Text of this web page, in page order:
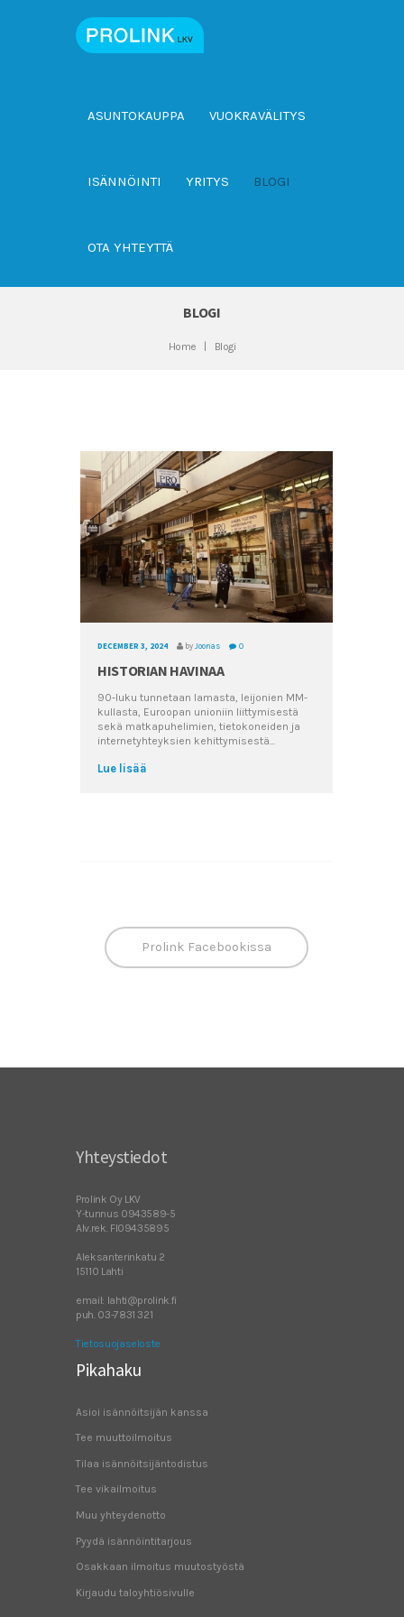
ASUNTOKAUPPA VUOKRAVÄLITYS
ISÄNNÖINTI YRITYS BLOGI
OTA YHTEYTTÄ
BLOGI
Home Blogi
DECEMBER 3, 2024 by Joonas 0
HISTORIAN HAVINAA
90-luku tunnetaan lamasta, leijonien MM-
kullasta, Euroopan unioniin liittymisestä
sekä matkapuhelimien, tietokoneiden ja
internetyhteyksien kehittymisestä...
Lue lisää
Prolink Facebookissa
Yhteystiedot
Prolink Oy LKV
Y-tunnus 0943589-5
Alv.rek. FI09435895
Aleksanterinkatu 2
15110 Lahti
email: lahti@prolink.fi
puh. 03-7831 321
Tietosuojaseloste
Pikahaku
Asioi isännöitsijän kanssa
Tee muuttoilmoitus
Tilaa isännöitsijäntodistus
Tee vikailmoitus
Muu yhteydenotto
Pyydä isännöintitarjous
Osakkaan ilmoitus muutostyöstä
Kirjaudu taloyhtiösivulle